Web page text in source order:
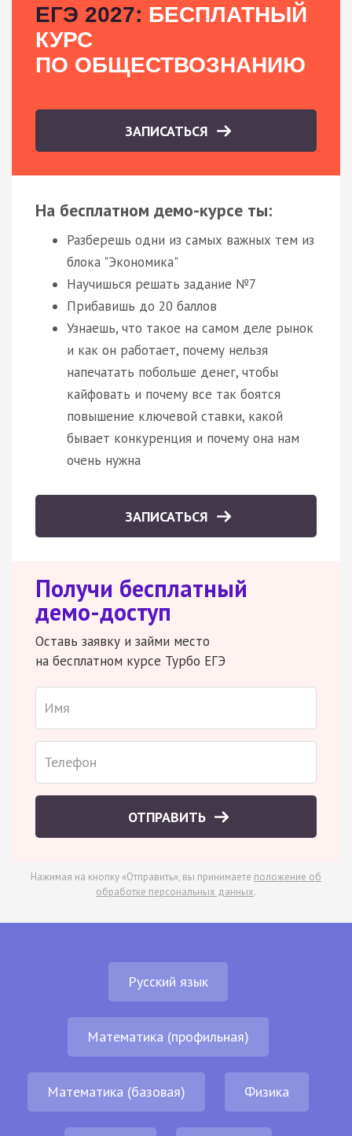
ЕГЭ 2027: БЕСПЛАТНЫЙ
КУРС
ПО ОБЩЕСТВОЗНАНИЮ
ЗАПИСАТЬСЯ
На бесплатном демо-курсе ты:
Разберешь одни из самых важных тем из
блока "Экономика"
Научишься решать задание №7
Прибавишь до 20 баллов
Узнаешь, что такое на самом деле рынок
и как он работает, почему нельзя
напечатать побольше денег, чтобы
кайфовать и почему все так боятся
повышение ключевой ставки, какой
бывает конкуренция и почему она нам
очень нужна
ЗАПИСАТЬСЯ
Получи бесплатный
демо-доступ
Оставь заявку и займи место
на бесплатном курсе Турбо ЕГЭ
ОТПРАВИТЬ
Нажимая на кнопку «Отправить», вы принимаете положение об
обработке персональных данных.
Русский язык
Математика (профильная)
Математика (базовая) Физика